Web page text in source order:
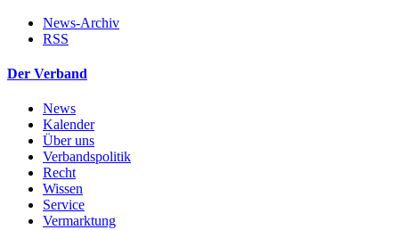
News-Archiv
RSS
Der Verband
News
Kalender
Über uns
Verbandspolitik
Recht
Wissen
Service
Vermarktung